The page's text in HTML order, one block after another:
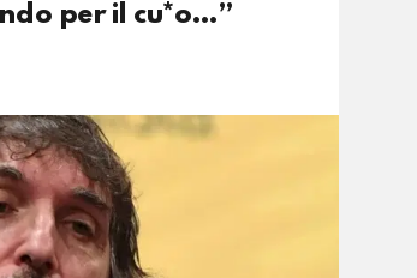
per il cu*o…”